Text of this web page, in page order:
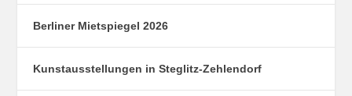
Berliner Mietspiegel 2026
Kunstausstellungen in Steglitz-Zehlendorf